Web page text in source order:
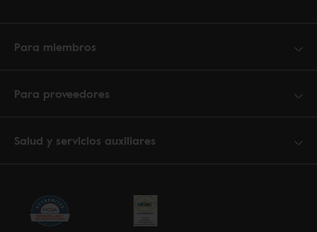
Para miembros
Para proveedores
Salud y servicios auxiliares